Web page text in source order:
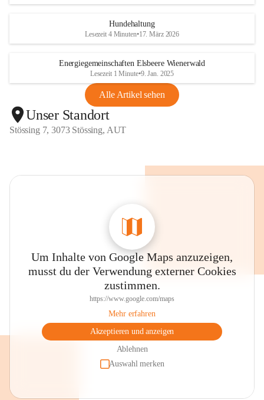
Hundehaltung
Lesezeit 4 Minuten•17. März 2026
Energiegemeinschaften Elsbeere Wienerwald
Lesezeit 1 Minute•9. Jan. 2025
Alle Artikel sehen
Unser Standort
Stössing 7, 3073 Stössing, AUT
Um Inhalte von Google Maps anzuzeigen,
musst du der Verwendung externer Cookies
zustimmen.
https://www.google.com/maps
Mehr erfahren
Akzeptieren und anzeigen
Ablehnen
Auswahl merken